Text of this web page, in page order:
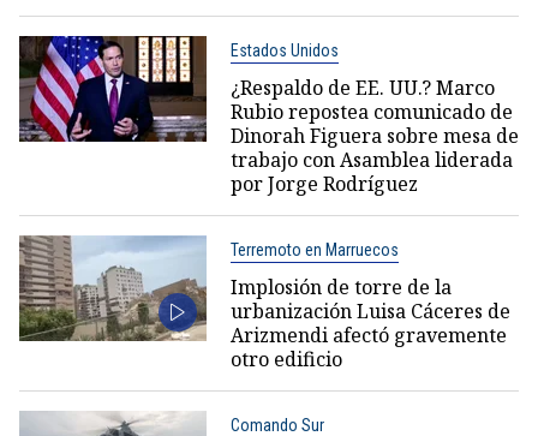
Estados Unidos
¿Respaldo de EE. UU.? Marco
Rubio repostea comunicado de
Dinorah Figuera sobre mesa de
trabajo con Asamblea liderada
por Jorge Rodríguez
Terremoto en Marruecos
Implosión de torre de la
urbanización Luisa Cáceres de
Arizmendi afectó gravemente
otro edificio
Comando Sur